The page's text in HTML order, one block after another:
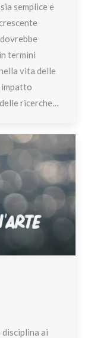
semplice e
termini
vita delle
ricerche…
disciplina ai